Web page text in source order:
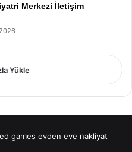
Merkezi İletişim
Yükle
games evden eve nakliyat